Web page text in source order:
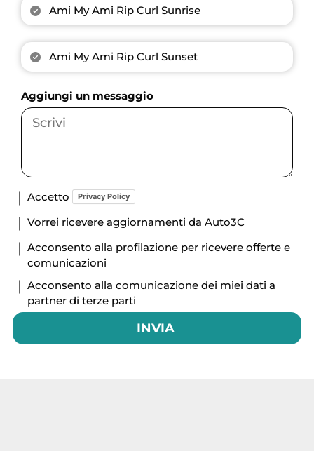
Ami My Ami Rip Curl Sunrise
Ami My Ami Rip Curl Sunset
Aggiungi un messaggio
Accetto Privacy Policy
Vorrei ricevere aggiornamenti da Auto3C
Acconsento alla profilazione per ricevere offerte e
comunicazioni
Acconsento alla comunicazione dei miei dati a
partner di terze parti
INVIA